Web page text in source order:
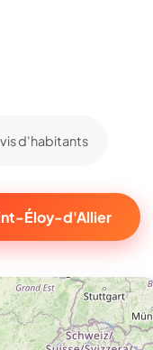
d'habitants
Éloy-d'Allier